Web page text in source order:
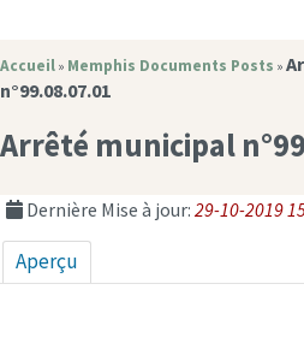
Accueil » Memphis Documents Posts »
n°99.08.07.01
Arrêté municipal
Dernière Mise à jour: 29-10-2019
Aperçu